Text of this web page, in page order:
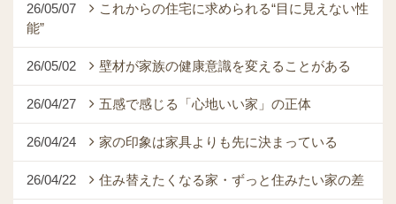
26/05/07
これからの住宅に求められる“目に見えない性
能”
26/05/02 壁材が家族の健康意識を変えることがある
26/04/27 五感で感じる「心地いい家」の正体
26/04/24 家の印象は家具よりも先に決まっている
26/04/22 住み替えたくなる家・ずっと住みたい家の差